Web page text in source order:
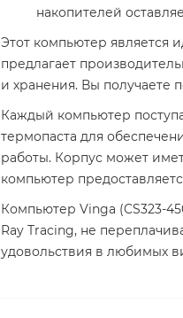
накопителей
Этот компьютер является
предлагает
и хранения. Вы получаете
Каждый компьютер
термопаста для
работы. Корпус может
компьютер
Компьютер Vinga (CS323-
Ray Tracing, не
удовольствия в любимых